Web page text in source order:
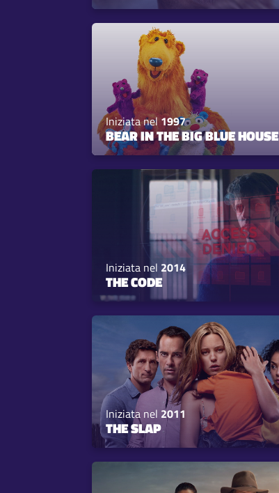
Iniziata nel1997
BEAR IN THE BIG BLUE HOUSE
Iniziata nel 2014
THE CODE
Iniziata nel 2011
THE SLAP